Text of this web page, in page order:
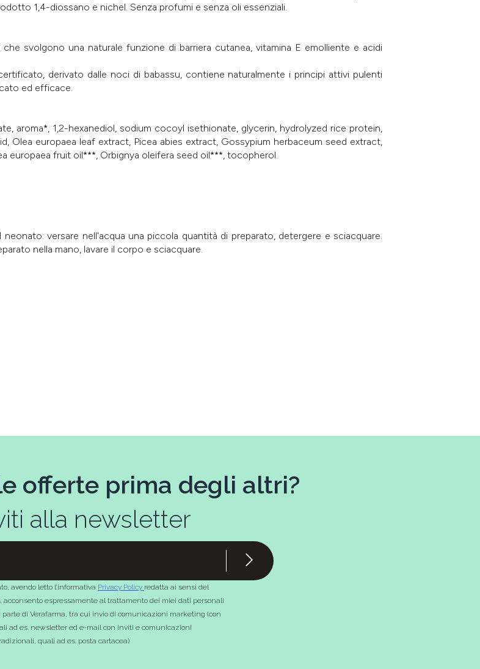
1,4-diossano e nichel. Senza profumi e senza oli essenziali.
svolgono una naturale funzione di barriera cutanea, vitamina E emolliente e acidi
derivato dalle noci di babassu, contiene naturalmente i principi attivi pulenti
ed efficace.
aroma*, 1,2-hexanediol, sodium cocoyl isethionate, glycerin, hydrolyzed rice protein,
Olea europaea leaf extract, Picea abies extract, Gossypium herbaceum seed extract,
europaea fruit oil***, Orbignya oleifera seed oil***, tocopherol.
versare nell'acqua una piccola quantità di preparato, detergere e sciacquare.
nella mano, lavare il corpo e sciacquare.
offerte prima degli altri?
alla newsletter
avendo letto l’informativa Privacy Policy redatta ai sensi del
acconsento espressamente al trattamento dei miei dati personali
di Verafarma, tra cui invio di comunicazioni marketing (con
ad es. newsletter ed e-mail con inviti e comunicazioni
quali ad es. posta cartacea)